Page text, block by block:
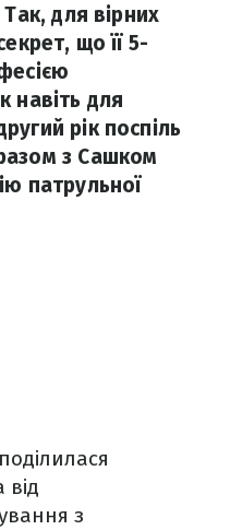
для вірних
що її 5-
навіть для
рік поспіль
з Сашком
патрульної
з